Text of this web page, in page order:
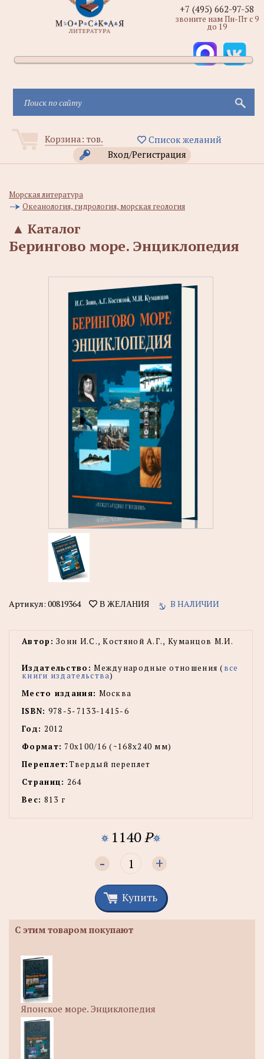
Корзина: тов.
Список желаний
Вход/Регистрация
+7 (495) 662-97-58
звоните нам Пн-Пт с 9
до 19
Морская литература
Океанология, гидрология, морская геология
Каталог
▲
Берингово море. Энциклопедия
Артикул: 00819364 В ЖЕЛАНИЯ В НАЛИЧИИ
Автор: Зонн И.С., Костяной А.Г., Куманцов М.И.
Издательство: Международные отношения (все
книги издательства)
Место издания: Москва
ISBN: 978-5-7133-1415-6
Год: 2012
Формат: 70x100/16 (~168x240 мм)
Переплет:Твердый переплет
Страниц: 264
Вес: 813 г
1140P
- +
Купить
С этим товаром покупают
Японское море. Энциклопедия